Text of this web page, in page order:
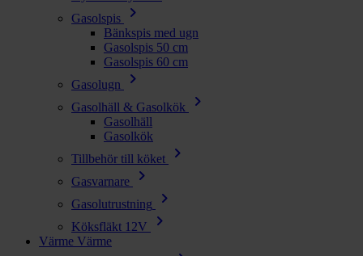
Gasolspis chevron_right
Bänkspis med ugn
Gasolspis 50 cm
Gasolspis 60 cm
Gasolugn
chevron_right
Gasolhäll & Gasolkök chevron_right
Gasolhäll
Gasolkök
Tillbehör till köket
chevron_right
Gasvarnare chevron_right
Gasolutrustning chevron_right
Köksfläkt 12V chevron_right
Värme Värme